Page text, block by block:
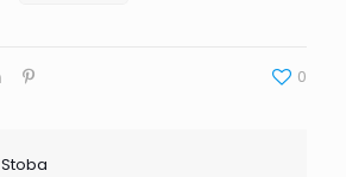
0
Stoba